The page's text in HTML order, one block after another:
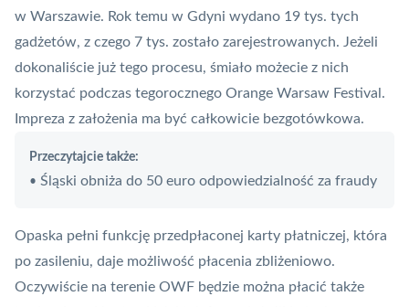
w Warszawie. Rok temu w Gdyni wydano 19 tys. tych
gadżetów, z czego 7 tys. zostało zarejestrowanych. Jeżeli
dokonaliście już tego procesu, śmiało możecie z nich
korzystać podczas tegorocznego Orange Warsaw Festival.
Impreza z założenia ma być całkowicie bezgotówkowa.
Przeczytajcie także:
• Śląski obniża do 50 euro odpowiedzialność za fraudy
Opaska pełni funkcję przedpłaconej karty płatniczej, która
po zasileniu, daje możliwość płacenia zbliżeniowo.
Oczywiście na terenie OWF będzie można płacić także